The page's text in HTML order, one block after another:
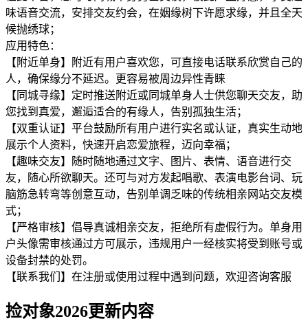
味语音交流，安排交友约会，在姻缘树下许愿求缘，并且全天
候抛绣球；
应用特色：
【附近单身】附近有用户喜欢您，可直接电话联系欣赏自己的
人，确保缘分不延迟。更容易被周边异性青睐
【同城寻缘】定时推送附近或同城单身人士供您聊天交友，助
您找到真爱，邂逅适合的有缘人，告别孤独生活；
【双重认证】平台鼓励所有用户进行实名或认证，真实生动地
展示个人资料，快速开启恋爱旅程，迈向幸福；
【趣味交友】随时随地通过文字、图片、表情、语音进行交
友，随心所欲聊天。还可与对方发起唱歌、表演电影台词、玩
脑筋急转弯等创意互动，告别单调乏味的传统相亲网站交友模
式；
【严格审核】倡导真诚相亲交友，拒绝所有虚假行为。单身用
户头像需审核通过方可展示，违规用户一经核实将受到账号或
设备封禁的处罚。
【联系我们】在注册或使用过程中遇到问题，欢迎咨询客服
捡对象2026更新内容